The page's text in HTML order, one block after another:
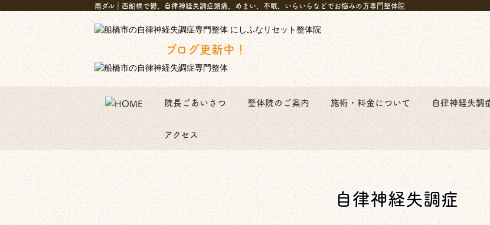
雨ダル｜西船橋で鬱、自律神経失調症頭痛、めまい、不眠、いらいらなどでお悩みの方専門整体院
ブログ更新中！
院長ごあいさつ 整体院のご案内 施術・料金について 自律神経失調
アクセス
自律神経失調症